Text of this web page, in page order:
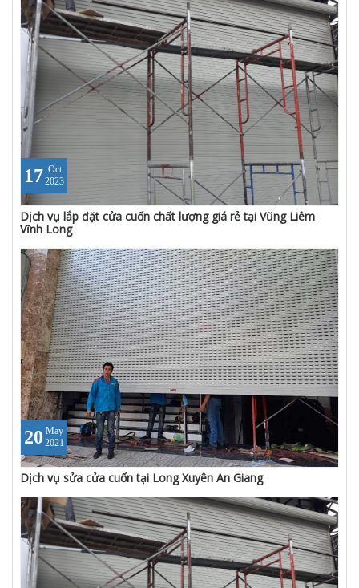
17 Oct
2023
Dịch vụ lắp đặt cửa cuốn chất lượng giá rẻ tại Vũng Liêm
Vĩnh Long
20 May
2021
Dịch vụ sửa cửa cuốn tại Long Xuyên An Giang